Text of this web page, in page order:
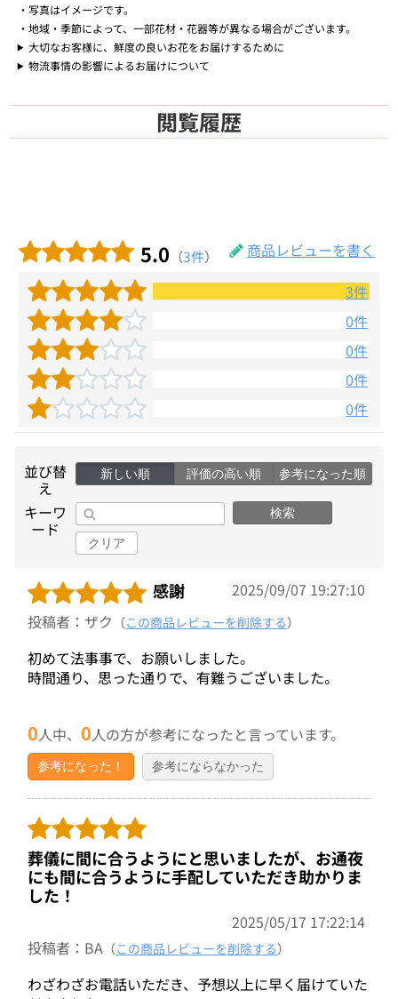
写真はイメージです。
地域・季節によって、一部花材・花器等が異なる場合がございます。
大切なお客様に、鮮度の良いお花をお届けするために
物流事情の影響によるお届けについて
閲覧履歴
5.0 （3件）
商品レビューを書く
3件
0件
0件
0件
0件
並び替
え
新しい順 評価の高い順 参考になった順
キーワ
ード
検索
クリア
感謝
2025/09/07 19:27:10
投稿者：ザク （この商品レビューを削除する）
初めて法事事で、お願いしました。
時間通り、思った通りで、有難うございました。
0人中、0人の方が参考になったと言っています。
参考になった！ 参考にならなかった
葬儀に間に合うようにと思いましたが、お通夜
にも間に合うように手配していただき助かりま
した！
2025/05/17 17:22:14
投稿者：BA （この商品レビューを削除する）
わざわざお電話いただき、予想以上に早く届けていた